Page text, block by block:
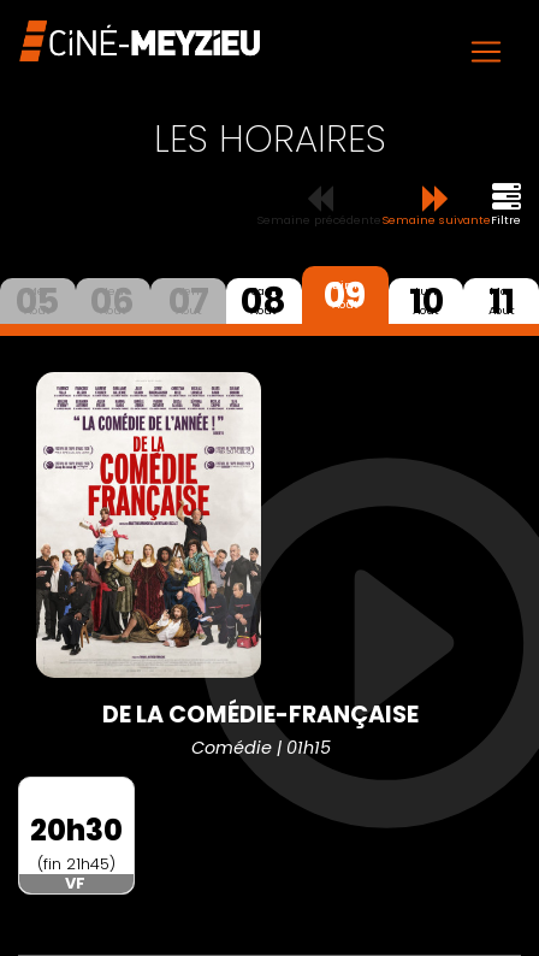
LES HORAIRES
Semaine précédenteSemaine suivanteFiltre
Mer
05
Aout
Jeu
06
Aout
Ven
07
Aout
Sam
08
Aout
Dim
09
Aout
Lun
10
Aout
Mar
11
Aout
DE LA COMÉDIE-FRANÇAISE
Comédie | 01h15
20h30
(fin 21h45)
VF